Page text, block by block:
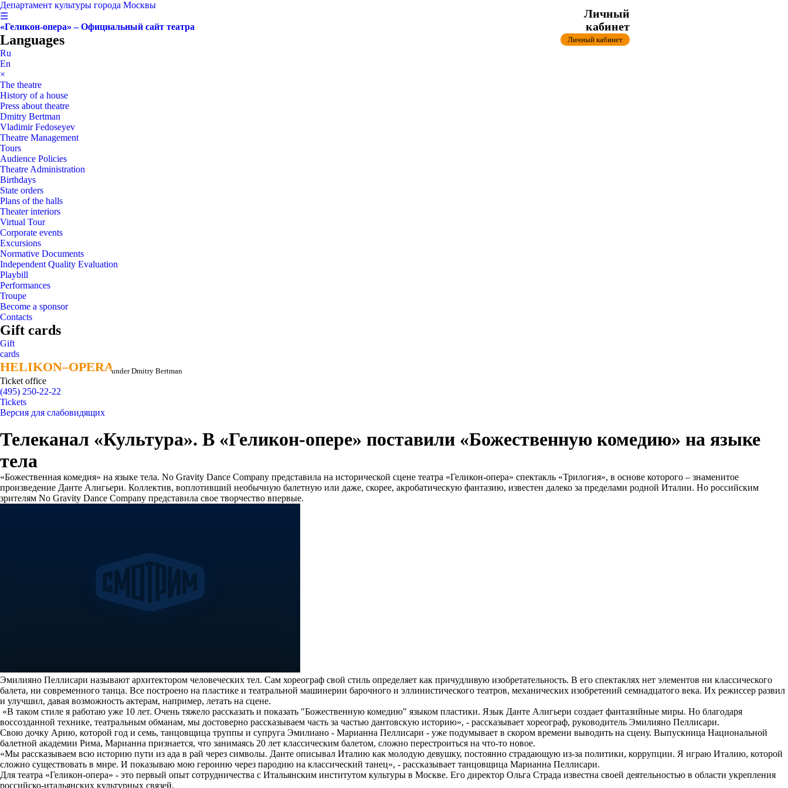
Департамент культуры города Москвы
☰
«Геликон-опера» – Официальный сайт театра
Languages
Ru
En
×
The theatre
History of a house
Press about theatre
Dmitry Bertman
Vladimir Fedoseyev
Theatre Management
Tours
Audience Policies
Theatre Administration
Birthdays
State orders
Plans of the halls
Theater interiors
Virtual Tour
Corporate events
Excursions
Normative Documents
Independent Quality Evaluation
Playbill
Performances
Troupe
Become a sponsor
Contacts
Gift cards
Gift
cards
HELIKON–OPERA
HELIKON–OPERAunder Dmitry Bertman
Ticket office
(495) 250-22-22
Личный
кабинет
Личный кабинет
Tickets
Версия для слабовидящих
Телеканал «Культура». В «Геликон-опере» поставили «Божественную комедию» на языке
тела
«Божественная комедия» на языке тела. No Gravity Dance Company представила на исторической сцене театра «Геликон-опера» спектакль «Трилогия», в основе которого – знаменитое
произведение Данте Алигьери. Коллектив, воплотивший необычную балетную или даже, скорее, акробатическую фантазию, известен далеко за пределами родной Италии. Но российским
зрителям No Gravity Dance Company представила свое творчество впервые.
Эмилияно Пеллисари называют архитектором человеческих тел. Сам хореограф свой стиль определяет как причудливую изобретательность. В его спектаклях нет элементов ни классического
балета, ни современного танца. Все построено на пластике и театральной машинерии барочного и эллинистического театров, механических изобретений семнадцатого века. Их режиссер развил
и улучшил, давая возможность актерам, например, летать на сцене.
«В таком стиле я работаю уже 10 лет. Очень тяжело рассказать и показать "Божественную комедию" языком пластики. Язык Данте Алигьери создает фантазийные миры. Но благодаря
воссозданной технике, театральным обманам, мы достоверно рассказываем часть за частью дантовскую историю», - рассказывает хореограф, руководитель Эмилияно Пеллисари.
Свою дочку Арию, которой год и семь, танцовщица труппы и супруга Эмилиано - Марианна Пеллисари - уже подумывает в скором времени выводить на сцену. Выпускница Национальной
балетной академии Рима, Марианна признается, что занимаясь 20 лет классическим балетом, сложно перестроиться на что-то новое.
«Мы рассказываем всю историю пути из ада в рай через символы. Данте описывал Италию как молодую девушку, постоянно страдающую из-за политики, коррупции. Я играю Италию, которой
сложно существовать в мире. И показываю мою героиню через пародию на классический танец», - рассказывает танцовщица Марианна Пеллисари.
Для театра «Геликон-опера» - это первый опыт сотрудничества с Итальянским институтом культуры в Москве. Его директор Ольга Страда известна своей деятельностью в области укрепления
российско-итальянских культурных связей.